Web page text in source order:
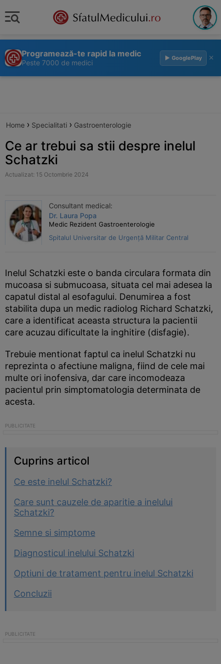
Programează-te rapid la medic
Peste 7000 de medici
▶ GooglePlay ×
Home › Specialitati › Gastroenterologie
Ce ar trebui sa stii despre inelul
Schatzki
Actualizat: 15 Octombrie 2024
Consultant medical:
Dr. Laura Popa
Medic Rezident Gastroenterologie
Spitalul Universitar de Urgență Militar Central
Inelul Schatzki este o banda circulara formata din
mucoasa si submucoasa, situata cel mai adesea la
capatul distal al esofagului. Denumirea a fost
stabilita dupa un medic radiolog Richard Schatzki,
care a identificat aceasta structura la pacientii
care acuzau dificultate la inghitire (disfagie).
Trebuie mentionat faptul ca inelul Schatzki nu
reprezinta o afectiune maligna, fiind de cele mai
multe ori inofensiva, dar care incomodeaza
pacientul prin simptomatologia determinata de
acesta.
Cuprins articol
Ce este inelul Schatzki?
Care sunt cauzele de aparitie a inelului
Schatzki?
Semne si simptome
Diagnosticul inelului Schatzki
Optiuni de tratament pentru inelul Schatzki
Concluzii